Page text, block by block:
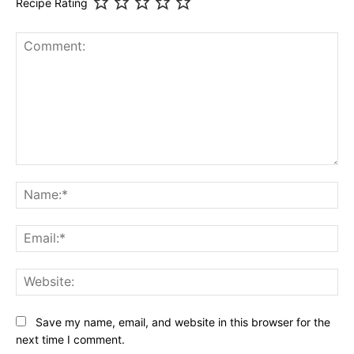
Recipe Rating
Save my name, email, and website in this browser for the
next time I comment.